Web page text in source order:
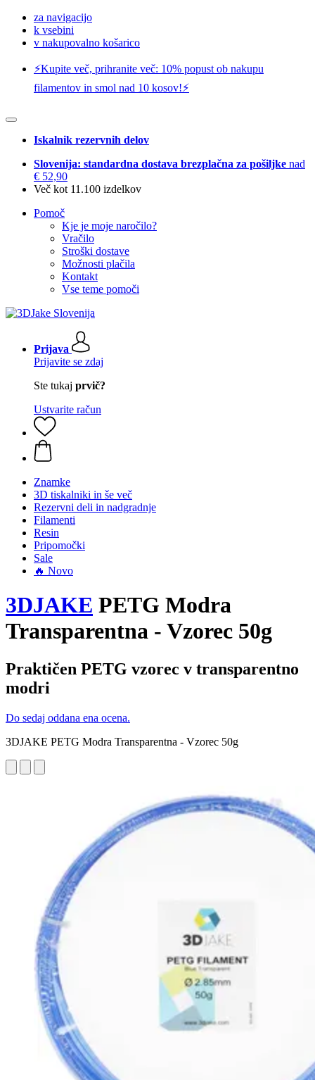
za navigacijo
k vsebini
v nakupovalno košarico
⚡️Kupite več, prihranite več: 10% popust ob nakupu
filamentov in smol nad 10 kosov!⚡️
Iskalnik rezervnih delov
Slovenija: standardna dostava brezplačna za pošiljke nad
€ 52,90
Več kot 11.100 izdelkov
Pomoč
Kje je moje naročilo?
Vračilo
Stroški dostave
Možnosti plačila
Kontakt
Vse teme pomoči
Prijava
Prijavite se zdaj
Ste tukaj prvič?
Ustvarite račun
Znamke
3D tiskalniki in še več
Rezervni deli in nadgradnje
Filamenti
Resin
Pripomočki
Sale
🔥 Novo
3DJAKE PETG Modra
Transparentna - Vzorec 50g
Praktičen PETG vzorec v transparentno
modri
Do sedaj oddana ena ocena.
3DJAKE PETG Modra Transparentna - Vzorec 50g